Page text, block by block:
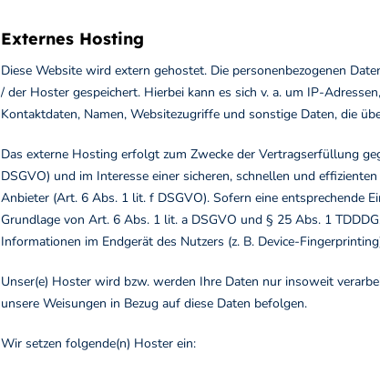
Externes Hosting
Diese Website wird extern gehostet. Die personenbezogenen
/ der Hoster gespeichert. Hierbei kann es sich v. a. um IP-
Kontaktdaten, Namen, Websitezugriffe und sonstige Daten, die
Das externe Hosting erfolgt zum Zwecke der Vertragserfüllung
DSGVO) und im Interesse einer sicheren, schnellen und
Anbieter (Art. 6 Abs. 1 lit. f DSGVO). Sofern eine entsprechende
Grundlage von Art. 6 Abs. 1 lit. a DSGVO und § 25 Abs. 1
Informationen im Endgerät des Nutzers (z. B. Device-
Unser(e) Hoster wird bzw. werden Ihre Daten nur insoweit
unsere Weisungen in Bezug auf diese Daten befolgen.
Wir setzen folgende(n) Hoster ein: